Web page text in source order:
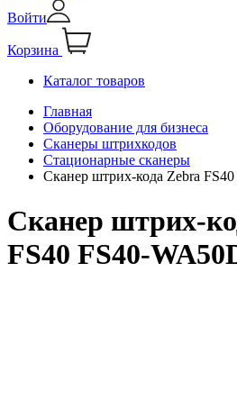
Войти
Корзина
Каталог товаров
Главная
Оборудование для бизнеса
Сканеры штрихкодов
Стационарные сканеры
Сканер штрих-кода Zebra
Сканер штрих-
FS40 FS40-